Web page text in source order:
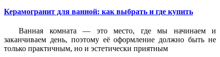
Керамогранит для ванной: как выбрать и где купить
Ванная комната — это место, где мы начинаем и
заканчиваем день, поэтому её оформление должно быть не
только практичным, но и эстетически приятным